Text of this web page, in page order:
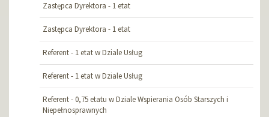
Zastępca Dyrektora - 1 etat
Zastępca Dyrektora - 1 etat
Referent - 1 etat w Dziale Usług
Referent - 1 etat w Dziale Usług
Referent - 0,75 etatu w Dziale Wspierania Osób Starszych i
Niepełnosprawnych